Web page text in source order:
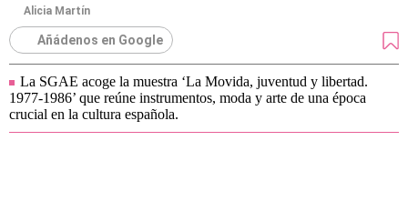
Alicia Martín
Añádenos en Google
La SGAE acoge la muestra ‘La Movida, juventud y libertad.
1977-1986’ que reúne instrumentos, moda y arte de una época
crucial en la cultura española.